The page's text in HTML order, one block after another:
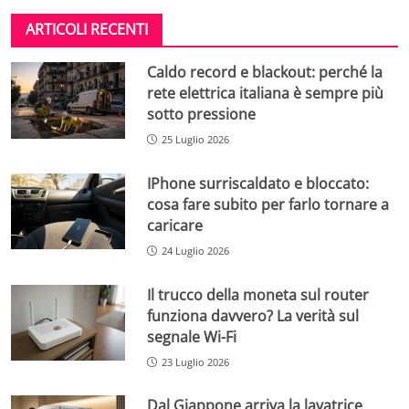
ARTICOLI RECENTI
Caldo record e blackout: perché la
rete elettrica italiana è sempre più
sotto pressione
25 Luglio 2026
IPhone surriscaldato e bloccato:
cosa fare subito per farlo tornare a
caricare
24 Luglio 2026
Il trucco della moneta sul router
funziona davvero? La verità sul
segnale Wi-Fi
23 Luglio 2026